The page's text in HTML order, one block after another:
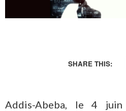
SHARE THIS:
Addis-Abeba, le 4